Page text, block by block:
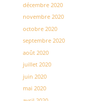
décembre 2020
novembre 2020
octobre 2020
septembre 2020
août 2020
juillet 2020
juin 2020
mai 2020